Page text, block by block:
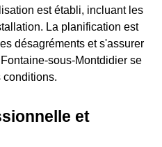
est établi, incluant les
La planification est
désagréments et s'assurer
sous-Montdidier se
conditions.
et